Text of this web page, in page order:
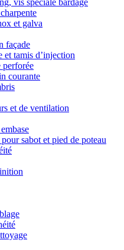
vis spéciale bardage
et galva
façade
tamis d’injection
perforée
courante
et de ventilation
sabot et pied de poteau